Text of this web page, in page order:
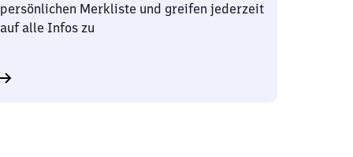
persönlichen Merkliste und greifen jederzeit
auf alle Infos zu